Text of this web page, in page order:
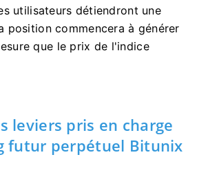
utilisateurs détiendront une
position commencera à générer
que le prix de l'indice
leviers pris en charge
futur perpétuel Bitunix